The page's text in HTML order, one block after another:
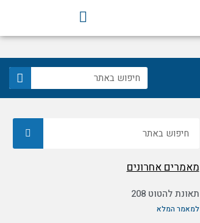
F
a
c
e
b
o
o
חיפוש
מאמרים אחרונים
תאונת להטוט 208
למאמר המלא